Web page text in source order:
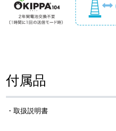
付属品
・取扱説明書